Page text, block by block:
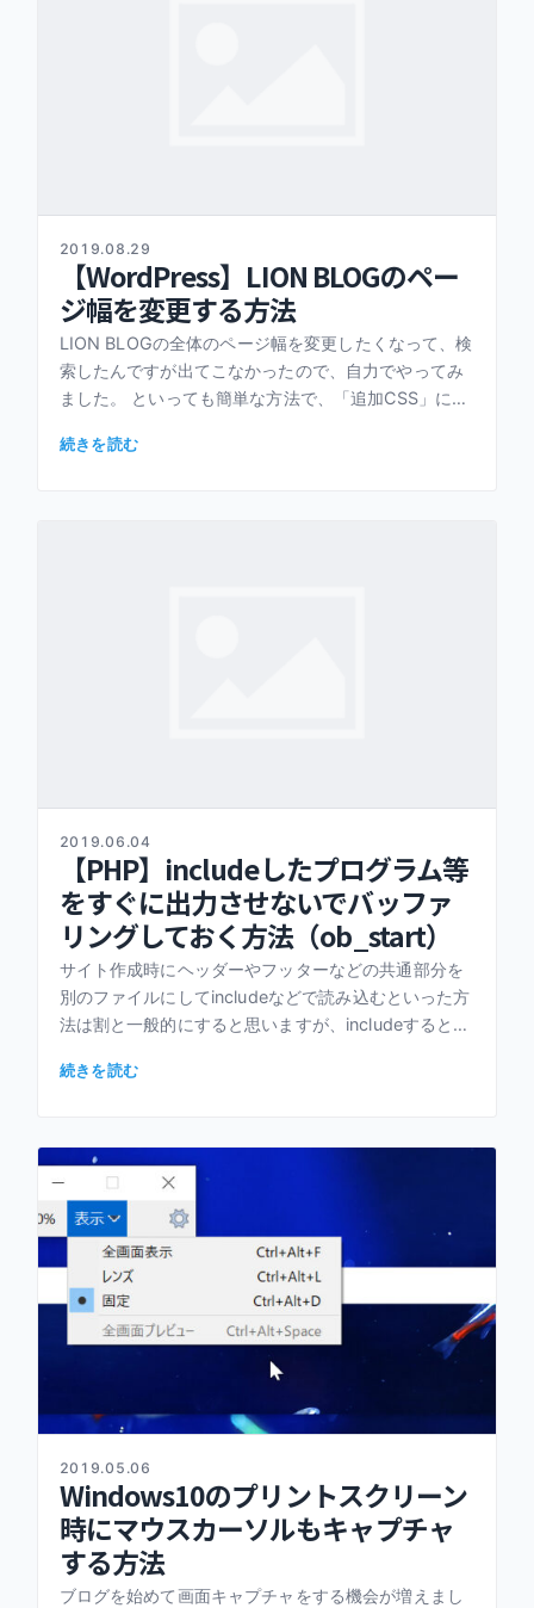
2019.08.29
【WordPress】LION BLOGのペー
ジ幅を変更する方法
LION BLOGの全体のページ幅を変更したくなって、検
索したんですが出てこなかったので、自力でやってみ
ました。 といっても簡単な方法で、「追加CSS」に以
ませんが、一応 […]
続きを読む
2019.06.04
【PHP】includeしたプログラム等
をすぐに出力させないでバッファ
リングしておく方法（ob_start）
サイト作成時にヘッダーやフッターなどの共通部分を
別のファイルにしてincludeなどで読み込むといった方
法は割と一般的にすると思いますが、includeするとそ
したい場所で […]
続きを読む
2019.05.06
Windows10のプリントスクリーン
時にマウスカーソルもキャプチャ
する方法
ブログを始めて画面キャプチャをする機会が増えまし